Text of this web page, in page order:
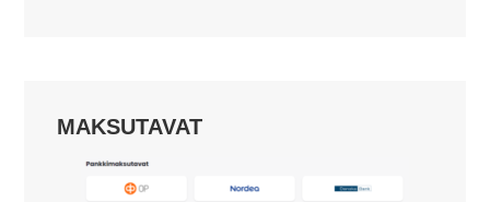
MAKSUTAVAT